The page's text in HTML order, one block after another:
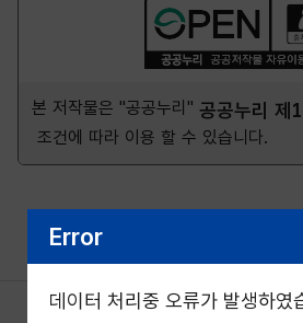
본 저작물은 "공공누리" 공공누리 제
조건에 따라 이용 할 수 있습니다.
Error
데이터 처리중 오류가 발생하였